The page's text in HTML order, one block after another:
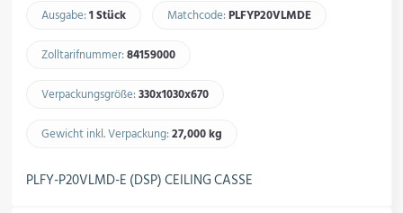
Schaltschränke
Rohrleitungskomponenten
Ausgabe:1 Stück Matchcode:PLFYP20VLMDE​
Zolltarifnummer:84159000​
Verpackungsgröße:330x1030x670​
Gewicht inkl. Verpackung:27,000 kg​
PLFY-P20VLMD-E (DSP) CEILING CASSE